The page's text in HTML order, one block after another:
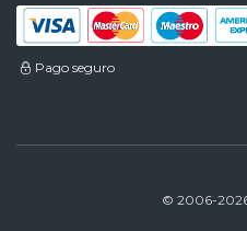
Pago seguro
© 2006-